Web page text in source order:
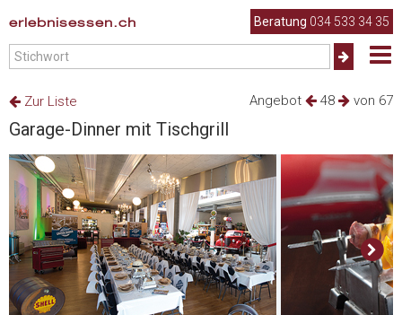
erlebnisessen.ch Beratung 034 533 34 35
Angebot 48 von 67
Zur Liste
Garage-Dinner mit Tischgrill